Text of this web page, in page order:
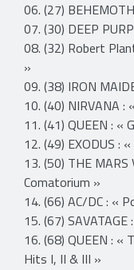
06. (27)
07. (30) DEEP
08. (32) Robert
»
09. (38) IRON
10. (40) NIRVANA :
11. (41) QUEEN : «
12. (49) EXODUS :
13. (50) THE MARS
Comatorium »
14. (66) AC/DC : «
15. (67)
16. (68) QUEEN : «
Hits I, II & III »